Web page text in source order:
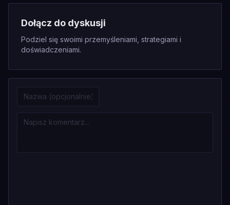
Dołącz do dyskusji
Podziel się swoimi przemyśleniami, strategiami i
doświadczeniami.